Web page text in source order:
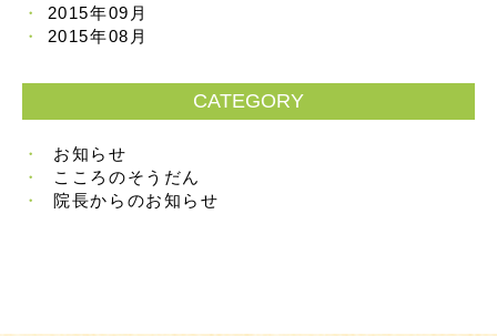
2015年09月
2015年08月
CATEGORY
お知らせ
こころのそうだん
院長からのお知らせ